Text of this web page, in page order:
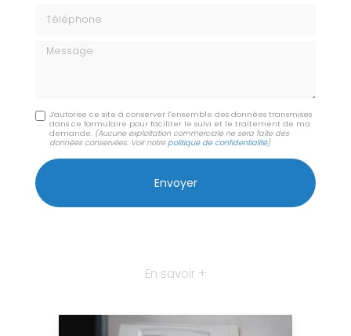
Message
J'autorise ce site à conserver l'ensemble des données transmises
dans ce formulaire pour faciliter le suivi et le traitement de ma
demande. (Aucune exploitation commerciale ne sera faite des
données conservées. Voir notrepolitique de confidentialité)
En savoir +